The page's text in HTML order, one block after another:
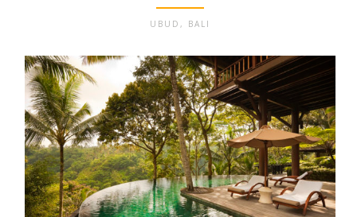
UBUD, BALI